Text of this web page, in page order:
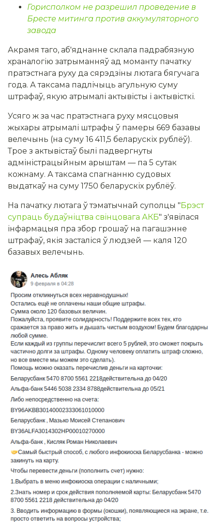
Горисполком не разрешил проведение в
Бресте митинга против аккумуляторного
завода
Акрамя таго, аб'яднанне склала падрабязную
храналогію затрыманняў ад моманту пачатку
пратэстнага руху да сярэдзіны лютага бягучага
года. А таксама падлічыць агульную суму
штрафаў, якую атрымалі актывісты і актывісткі.
Усяго ж за час пратэстнага руху мясцовыя
жыхары атрымалі штрафы ў памеры 669 базавы
велечынь (на суму 16 411,5 беларускіх рублёў).
Трое з актывістаў былі падвергнуты
адміністрацыйным арыштам — па 5 сутак
кожнаму. А таксама спагнанню судовых
выдаткаў на суму 1750 беларускіх рублёў.
На пачатку лютага ў тэматычнай суполцы "Брэст
супраць будаўніцтва свінцовага АКБ" з'явілася
інфармацыя пра збор грошаў на пагашэнне
штрафаў, якія засталіся ў людзей — каля 120
базавых велечынь.